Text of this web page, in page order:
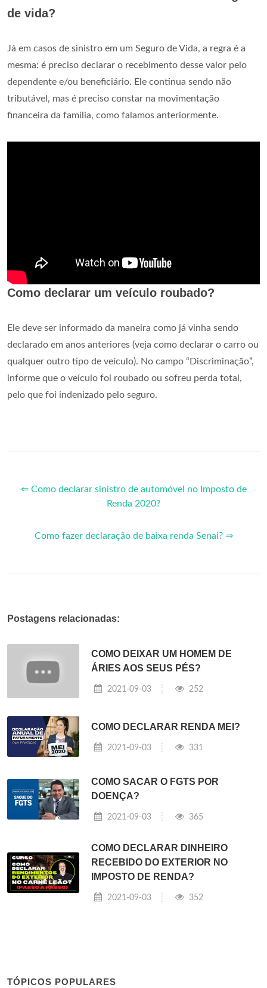
de vida?
Já em casos de sinistro em um Seguro de Vida, a regra é a
mesma: é preciso declarar o recebimento desse valor pelo
dependente e/ou beneficiário. Ele continua sendo não
tributável, mas é preciso constar na movimentação
financeira da família, como falamos anteriormente.
Como declarar um veículo roubado?
Ele deve ser informado da maneira como já vinha sendo
declarado em anos anteriores (veja como declarar o carro ou
qualquer outro tipo de veículo). No campo “Discriminação”,
informe que o veículo foi roubado ou sofreu perda total,
pelo que foi indenizado pelo seguro.
⇐ Como declarar sinistro de automóvel no Imposto de
Renda 2020?
Como fazer declaração de baixa renda Senai? ⇒
Postagens relacionadas:
COMO DEIXAR UM HOMEM DE
ÁRIES AOS SEUS PÉS?
2021-09-03 252
COMO DECLARAR RENDA MEI?
2021-09-03 331
COMO SACAR O FGTS POR
DOENÇA?
2021-09-03 365
COMO DECLARAR DINHEIRO
RECEBIDO DO EXTERIOR NO
IMPOSTO DE RENDA?
2021-09-03 352
TÓPICOS POPULARES